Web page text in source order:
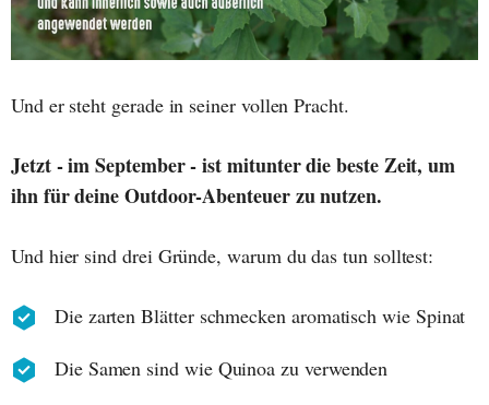
Und er steht gerade in seiner vollen Pracht.
Jetzt - im September - ist mitunter die beste Zeit, um
ihn für deine Outdoor-Abenteuer zu nutzen.
Und hier sind drei Gründe, warum du das tun solltest:
Die zarten Blätter schmecken aromatisch wie Spinat
Die Samen sind wie Quinoa zu verwenden